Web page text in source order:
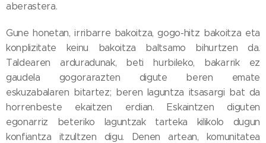
aberastera.
Gune honetan, irribarre bakoitza, gogo-hitz bakoitza eta
konplizitate keinu bakoitza baltsamo bihurtzen da.
Taldearen arduradunak, beti hurbileko, bakarrik ez
gaudela gogorarazten digute beren emate
eskuzabalaren bitartez; beren laguntza itsasargi bat da
horrenbeste ekaitzen erdian. Eskaintzen diguten
egonarriz beteriko laguntzak tarteka kilikolo dugun
konfiantza itzultzen digu. Denen artean, komunitatea